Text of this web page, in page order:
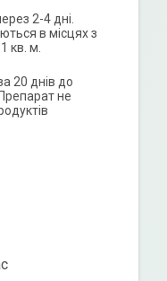
2-4 дні.
в місцях з
кв. м.
20 днів до
не